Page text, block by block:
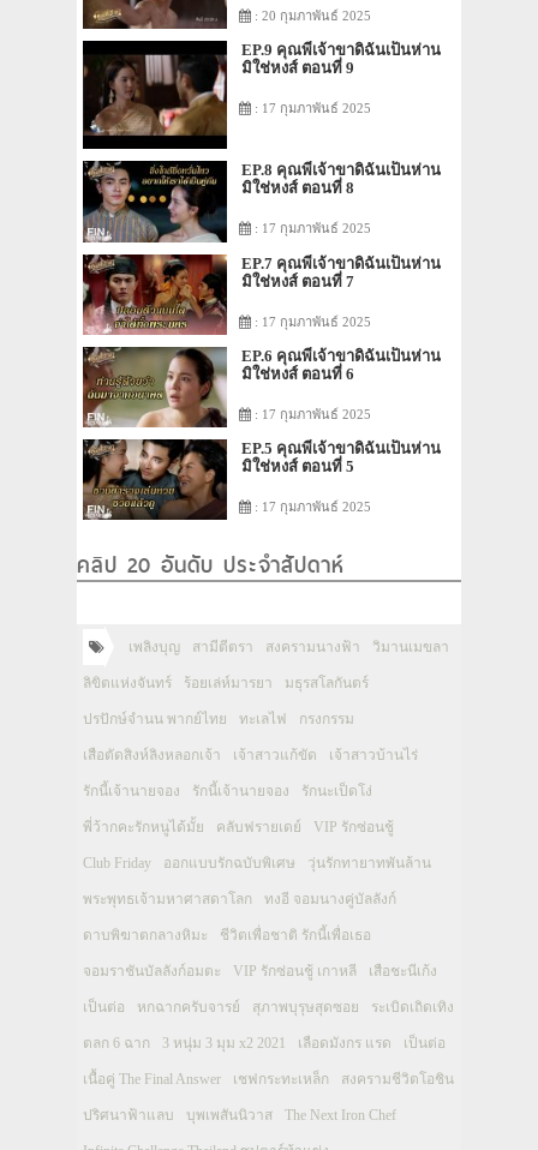
: 20 กุมภาพันธ์ 2025
EP.9 คุณพี่เจ้าขาดิฉันเป็นห่าน
มิใช่หงส์ ตอนที่ 9
: 17 กุมภาพันธ์ 2025
EP.8 คุณพี่เจ้าขาดิฉันเป็นห่าน
มิใช่หงส์ ตอนที่ 8
: 17 กุมภาพันธ์ 2025
EP.7 คุณพี่เจ้าขาดิฉันเป็นห่าน
มิใช่หงส์ ตอนที่ 7
: 17 กุมภาพันธ์ 2025
EP.6 คุณพี่เจ้าขาดิฉันเป็นห่าน
มิใช่หงส์ ตอนที่ 6
: 17 กุมภาพันธ์ 2025
EP.5 คุณพี่เจ้าขาดิฉันเป็นห่าน
มิใช่หงส์ ตอนที่ 5
: 17 กุมภาพันธ์ 2025
คลิป 20 อันดับ ประจำสัปดาห์
เพลิงบุญ สามีตีตรา สงครามนางฟ้า วิมานเมขลา
ลิขิตแห่งจันทร์ ร้อยเล่ห์มารยา มธุรสโลกันตร์
ปรปักษ์จำนน พากย์ไทย ทะเลไฟ กรงกรรม
เสือตัดสิงห์ลิงหลอกเจ้า เจ้าสาวแก้ขัด เจ้าสาวบ้านไร่
รักนี้เจ้านายจอง รักนี้เจ้านายจอง รักนะเป็ดโง่
พี่ว้ากคะรักหนูได้มั้ย คลับฟรายเดย์ VIP รักซ่อนชู้
Club Friday ออกแบบรักฉบับพิเศษ วุ่นรักทายาทพันล้าน
พระพุทธเจ้ามหาศาสดาโลก ทงอี จอมนางคู่บัลลังก์
ดาบพิฆาตกลางหิมะ ชีวิตเพื่อชาติ รักนี้เพื่อเธอ
จอมราชันบัลลังก์อมตะ VIP รักซ่อนชู้ เกาหลี เสือชะนีเก้ง
เป็นต่อ หกฉากครับจารย์ สุภาพบุรุษสุดซอย ระเบิดเถิดเทิง
ตลก 6 ฉาก 3 หนุ่ม 3 มุม x2 2021 เลือดมังกร แรด เป็นต่อ
เนื้อคู่ The Final Answer เชฟกระทะเหล็ก สงครามชีวิตโอชิน
ปริศนาฟ้าแลบ บุพเพสันนิวาส The Next Iron Chef